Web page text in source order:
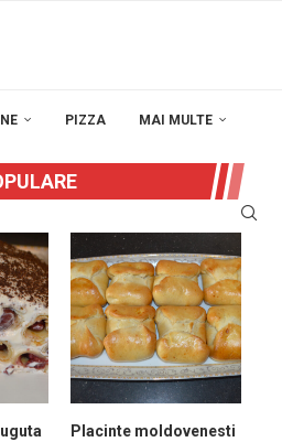
PIZZA MAI MULTE
Placinte moldovenesti